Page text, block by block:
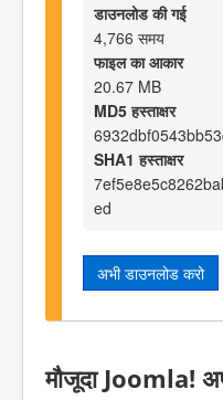
डाउनलोड की गई
4,766 समय
फाइल का आकार
20.67 MB
MD5 हस्ताक्षर
SHA1 हस्ताक्षर
ed
अभी डाउनलोड करो
मौजूदा Joomla!